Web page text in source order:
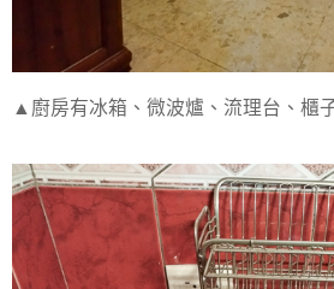
▲廚房有冰箱、微波爐、流理台、櫃